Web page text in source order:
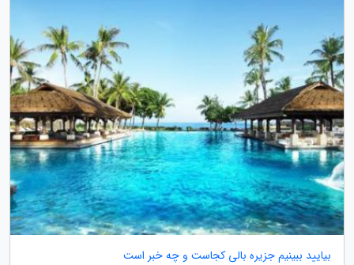
بیایید ببینیم جزیره بالی کجاست و چه خبر است